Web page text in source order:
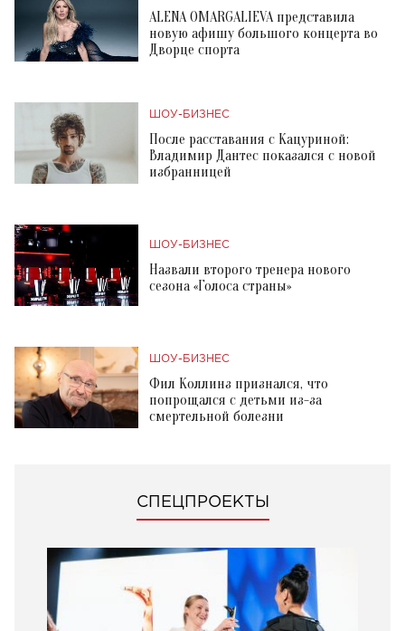
ALENA OMARGALIEVA представила
новую афишу большого концерта во
Дворце спорта
ШОУ-БИЗНЕС
После расставания с Кацуриной:
Владимир Дантес показался с новой
избранницей
ШОУ-БИЗНЕС
Назвали второго тренера нового
сезона «Голоса страны»
ШОУ-БИЗНЕС
Фил Коллинз признался, что
попрощался с детьми из-за
смертельной болезни
СПЕЦПРОЕКТЫ